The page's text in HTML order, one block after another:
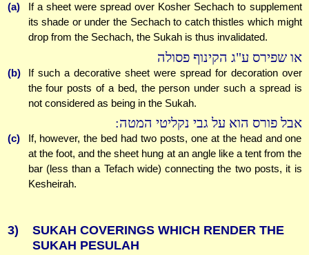
(a)
If a sheet were spread over Kosher Sechach to supplement
its shade or under the Sechach to catch thistles which might
drop from the Sechach, the Sukah is thus invalidated.
או שפירס ע"ג הקינוף פסולה
(b)
If such a decorative sheet were spread for decoration over
the four posts of a bed, the person under such a spread is
not considered as being in the Sukah.
אבל פורס הוא על גבי נקליטי המטה:
(c)
If, however, the bed had two posts, one at the head and one
at the foot, and the sheet hung at an angle like a tent from the
bar (less than a Tefach wide) connecting the two posts, it is
Kesheirah.
3)
SUKAH COVERINGS WHICH RENDER THE
SUKAH PESULAH